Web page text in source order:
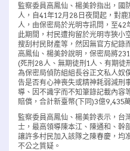
監察委員高鳳仙、楊美鈴指出，
人，自41年12月28日夜間起，對
人，由保密局於光明寺訊問，至
此期間，村民遭拘留於光明寺狹小
搜刮村民財產等，然因無官方紀錄
高鳳仙、楊美鈴說明，保密局將
(死刑28人、無期徒刑1人、有期
為保密局偵防組組長谷正文私人奴
告是否有心神喪失或精神耗弱減刑
導、因不識字而不知筆錄記載內容
賠償，合計新臺幣(下同)3億9,435
監察委員高鳳仙、楊美鈴表示，台
士，最高領導陳本江、陳通和、幹
讓許多村民加入該隊之陳春慶，均
不公之質疑。